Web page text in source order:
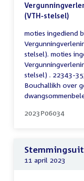
(VTH-stelsel)
moties ingediend
stelsel). moties
stelsel) . 22343-
Bouchallikh over
2023P06034
11 april 2023